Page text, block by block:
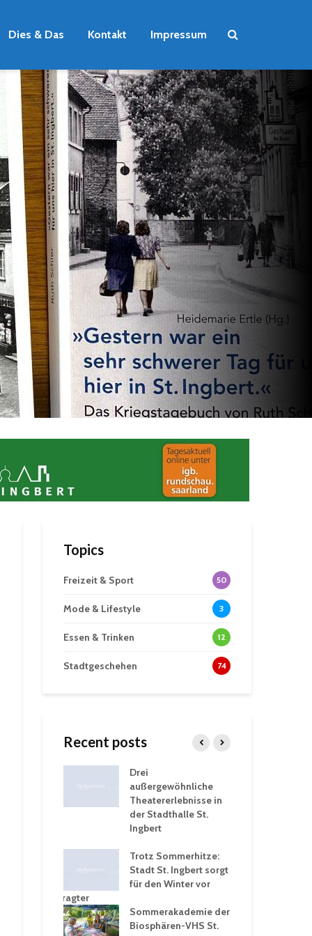
Dies & Das Kontakt Impressum
Topics
Freizeit & Sport 50
Mode & Lifestyle 3
Essen & Trinken 12
Stadtgeschehen 74
Recent posts
verschärfen
Drei
außergewöhnliche
Theatererlebnisse in
der Stadthalle St.
Ingbert
Trotz Sommerhitze:
Stadt St. Ingbert sorgt
für den Winter vor
Sommerakademie der
Biosphären-VHS St.